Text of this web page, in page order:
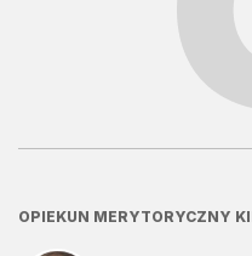
OPIEKUN MERYTORYCZNY